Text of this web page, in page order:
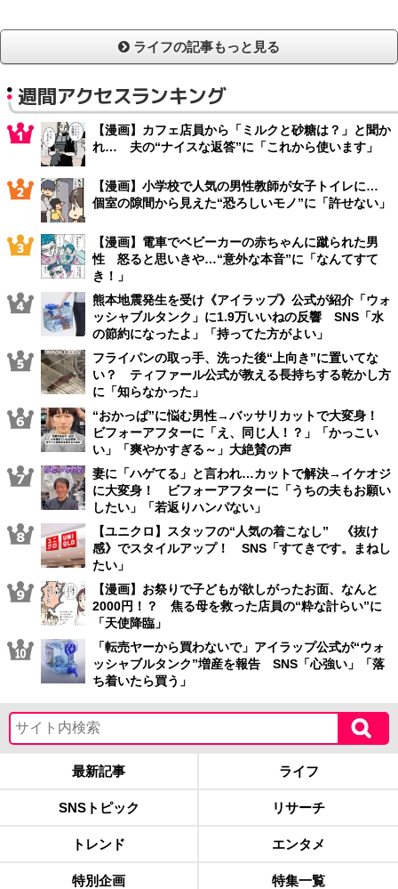
ライフの記事もっと見る
週間アクセスランキング
【漫画】カフェ店員から「ミルクと砂糖は？」と聞か
れ… 夫の“ナイスな返答”に「これから使います」
【漫画】小学校で人気の男性教師が女子トイレに…
個室の隙間から見えた“恐ろしいモノ”に「許せない」
【漫画】電車でベビーカーの赤ちゃんに蹴られた男
性 怒ると思いきや…“意外な本音”に「なんてすて
き！」
熊本地震発生を受け《アイラップ》公式が紹介「ウォ
ッシャブルタンク」に1.9万いいねの反響 SNS「水
の節約になったよ」「持ってた方がよい」
フライパンの取っ手、洗った後“上向き”に置いてな
い？ ティファール公式が教える長持ちする乾かし方
に「知らなかった」
“おかっぱ”に悩む男性→バッサリカットで大変身！
ビフォーアフターに「え、同じ人！？」「かっこい
い」「爽やかすぎる～」大絶賛の声
妻に「ハゲてる」と言われ…カットで解決→イケオジ
に大変身！ ビフォーアフターに「うちの夫もお願い
したい」「若返りハンパない」
【ユニクロ】スタッフの“人気の着こなし” 《抜け
感》でスタイルアップ！ SNS「すてきです。まねし
たい」
【漫画】お祭りで子どもが欲しがったお面、なんと
2000円！？ 焦る母を救った店員の“粋な計らい”に
「天使降臨」
「転売ヤーから買わないで」アイラップ公式が“ウォ
ッシャブルタンク”増産を報告 SNS「心強い」「落
ち着いたら買う」
最新記事 ライフ
SNSトピック リサーチ
トレンド エンタメ
特別企画 特集一覧